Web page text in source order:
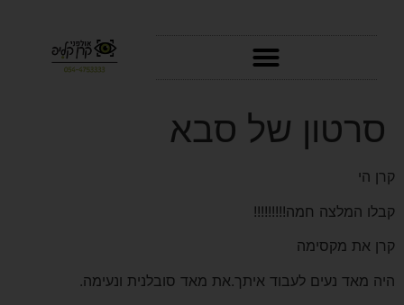
סרטון של סבא
קרן הי
קבלו המלצה חמה!!!!!!!!!
קרן את מקסימה
היה מאד נעים לעבוד איתך.את מאד סובלנית ונעימה.